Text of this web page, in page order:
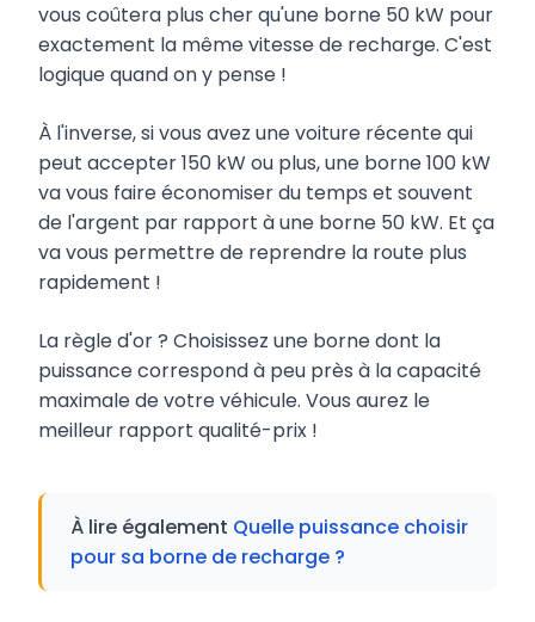
vous coûtera plus cher qu'une borne 50 kW pour
exactement la même vitesse de recharge. C'est
logique quand on y pense !
À l'inverse, si vous avez une voiture récente qui
peut accepter 150 kW ou plus, une borne 100 kW
va vous faire économiser du temps et souvent
de l'argent par rapport à une borne 50 kW. Et ça
va vous permettre de reprendre la route plus
rapidement !
La règle d'or ? Choisissez une borne dont la
puissance correspond à peu près à la capacité
maximale de votre véhicule. Vous aurez le
meilleur rapport qualité-prix !
À lire également Quelle puissance choisir
pour sa borne de recharge ?